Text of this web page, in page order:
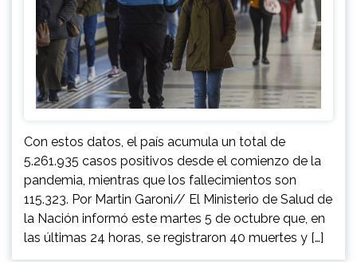
Con estos datos, el país acumula un total de
5.261.935 casos positivos desde el comienzo de la
pandemia, mientras que los fallecimientos son
115.323. Por Martin Garoni// El Ministerio de Salud de
la Nación informó este martes 5 de octubre que, en
las últimas 24 horas, se registraron 40 muertes y […]